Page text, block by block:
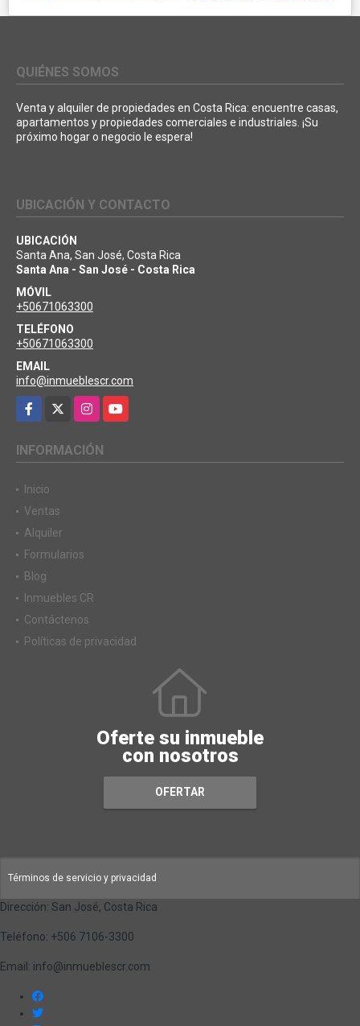
QUIÉNES SOMOS
Venta y alquiler de propiedades en Costa Rica: encuentre casas,
apartamentos y propiedades comerciales e industriales. ¡Su
próximo hogar o negocio le espera!
UBICACIÓN Y CONTACTO
UBICACIÓN
Santa Ana, San José, Costa Rica
Santa Ana - San José - Costa Rica
MÓVIL
+50671063300
TELÉFONO
+50671063300
EMAIL
info@inmueblescr.com
Facebook
InstagramYouTube
INFORMACIÓN
Inicio
Ventas
Alquiler
Formularios
Blog
Inmuebles CR
Contáctenos
Políticas de privacidad
Oferte su inmueble
con nosotros
OFERTAR
Términos de servicio y privacidad
Dirección: San José, Costa Rica
Teléfono: +506 7106-3300
Email: info@inmueblescr.com